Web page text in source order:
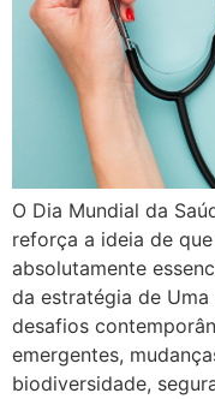
O Dia Mundial da
reforça a ideia de
absolutamente
da estratégia de Uma
desafios
emergentes,
biodiversidade,